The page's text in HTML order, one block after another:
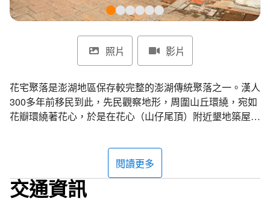
照片 影片
花宅聚落是澎湖地區保存較完整的澎湖傳統聚落之一。漢人
300多年前移民到此，先民觀察地形，周圍山丘環繞，宛如
花瓣環繞著花心，於是在花心（山仔尾頂）附近墾地築屋，
央，而更名為「中社」村。由於在地人口外流，古厝日見頹
圮，花宅鄉親於民國94年成立「台灣花宅聚落古厝保存協
會」，以喚起政府的重視。之後經澎湖縣政府公告為「望安
花宅聚落」並進一步向文建會申請登入為「重要聚落」，目
前刻正研擬再發展計畫中。
閱讀更多
交通資訊